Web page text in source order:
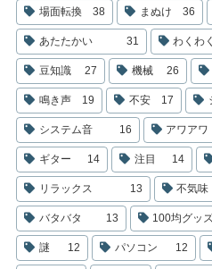
場面転換 38 まぬけ 36
あたたかい 31 わくわく
豆知識 27 機械 26
鳴き声 19 不安 17
システム音 16 アワアワ
ギター 14 注目 14
リラックス 13 不気味
バタバタ 13 100均グッ
謎 12 パソコン 12